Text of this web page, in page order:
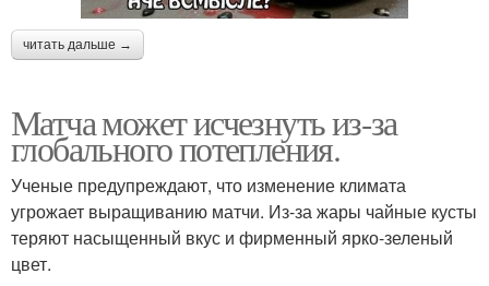
читать дальше →
Матча может исчезнуть из-за
глобального потепления.
Ученые предупреждают, что изменение климата
угрожает выращиванию матчи. Из-за жары чайные кусты
теряют насыщенный вкус и фирменный ярко-зеленый
цвет.